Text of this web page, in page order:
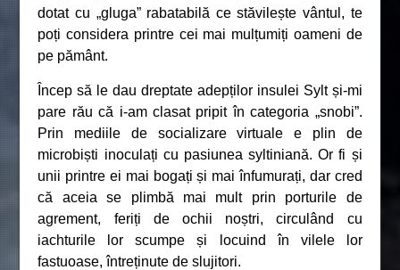
dotat cu „gluga” rabatabilă ce stăvilește vântul, te
poți considera printre cei mai mulțumiți oameni de
pe pământ.
Încep să le dau dreptate adepților insulei Sylt și-mi
pare rău că i-am clasat pripit în categoria „snobi”.
Prin mediile de socializare virtuale e plin de
microbiști inoculați cu pasiunea syltiniană. Or fi și
unii printre ei mai bogați și mai înfumurați, dar cred
că aceia se plimbă mai mult prin porturile de
agrement, feriți de ochii noștri, circulând cu
iachturile lor scumpe și locuind în vilele lor
fastuoase, întreținute de slujitori.